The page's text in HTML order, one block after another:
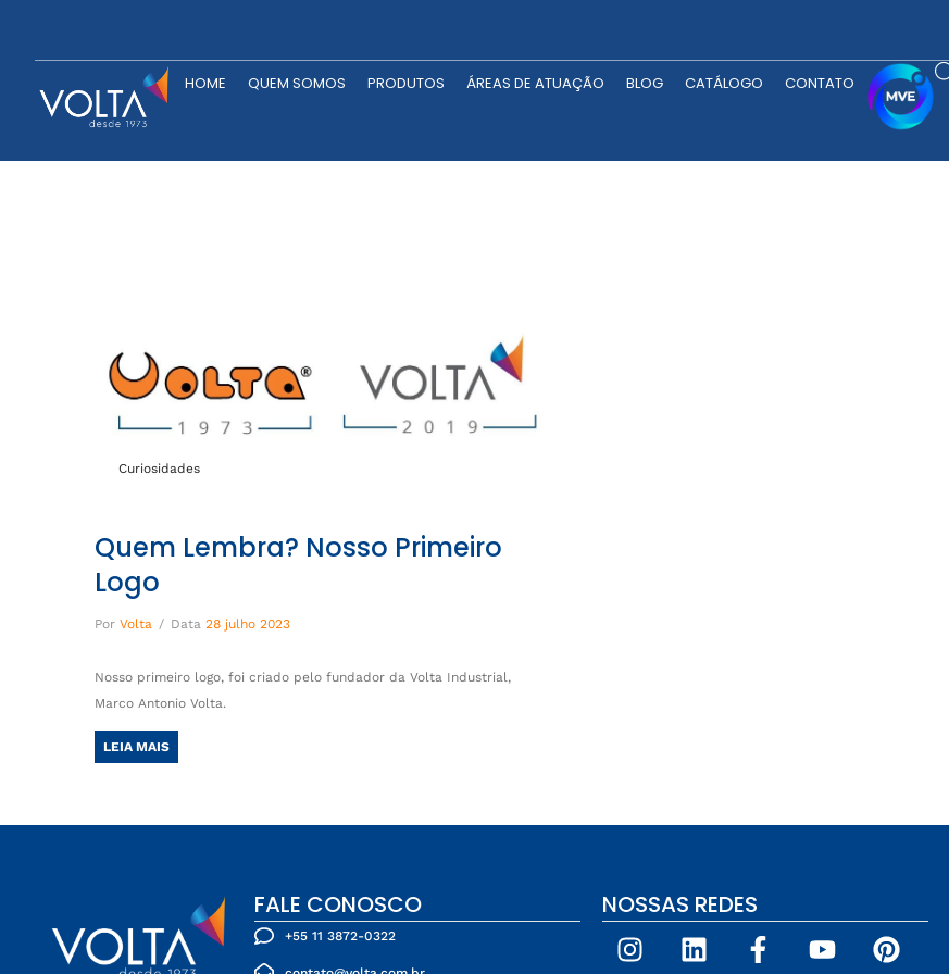
HOME QUEM SOMOS PRODUTOS ÁREAS DE ATUAÇÃO BLOG CATÁLOGO CONTATO
Curiosidades
Quem Lembra? Nosso Primeiro
Logo
Por Volta / Data 28 julho 2023
Nosso primeiro logo, foi criado pelo fundador da Volta Industrial,
Marco Antonio Volta.
LEIA MAIS
FALE CONOSCO
+55 11 3872-0322
NOSSAS REDES